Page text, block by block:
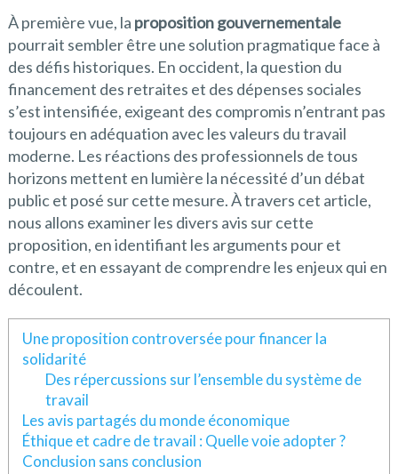
À première vue, la proposition gouvernementale
pourrait sembler être une solution pragmatique face à
des défis historiques. En occident, la question du
financement des retraites et des dépenses sociales
s’est intensifiée, exigeant des compromis n’entrant pas
toujours en adéquation avec les valeurs du travail
moderne. Les réactions des professionnels de tous
horizons mettent en lumière la nécessité d’un débat
public et posé sur cette mesure. À travers cet article,
nous allons examiner les divers avis sur cette
proposition, en identifiant les arguments pour et
contre, et en essayant de comprendre les enjeux qui en
découlent.
Une proposition controversée pour financer la
solidarité
Des répercussions sur l’ensemble du système de
travail
Les avis partagés du monde économique
Éthique et cadre de travail : Quelle voie adopter ?
Conclusion sans conclusion